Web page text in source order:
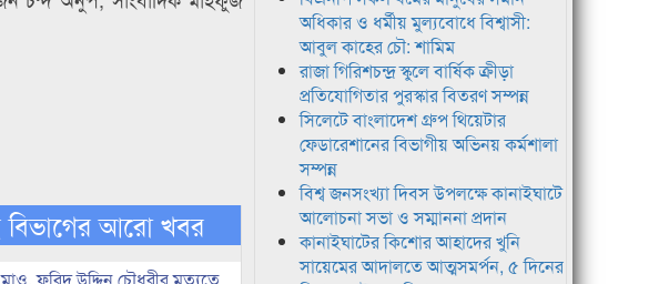
আরো খবর
অধিকার ও ধর্মীয় মুল্যবোধে বিশ্বাসী:
আবুল কাহের চৌ: শামিম
রাজা গিরিশচন্দ্র স্কুলে বার্ষিক ক্রীড়া
প্রতিযোগিতার পুরস্কার বিতরণ সম্পন্ন
সিলেটে বাংলাদেশ গ্রুপ থিয়েটার
ফেডারেশানের বিভাগীয় অভিনয় কর্মশালা
সম্পন্ন
বিশ্ব জনসংখ্যা দিবস উপলক্ষে কানাইঘাটে
আলোচনা সভা ও সম্মাননা প্রদান
কানাইঘাটের কিশোর আহাদের খুনি
সায়েমের আদালতে আত্মসমর্পন, ৫ দিনের